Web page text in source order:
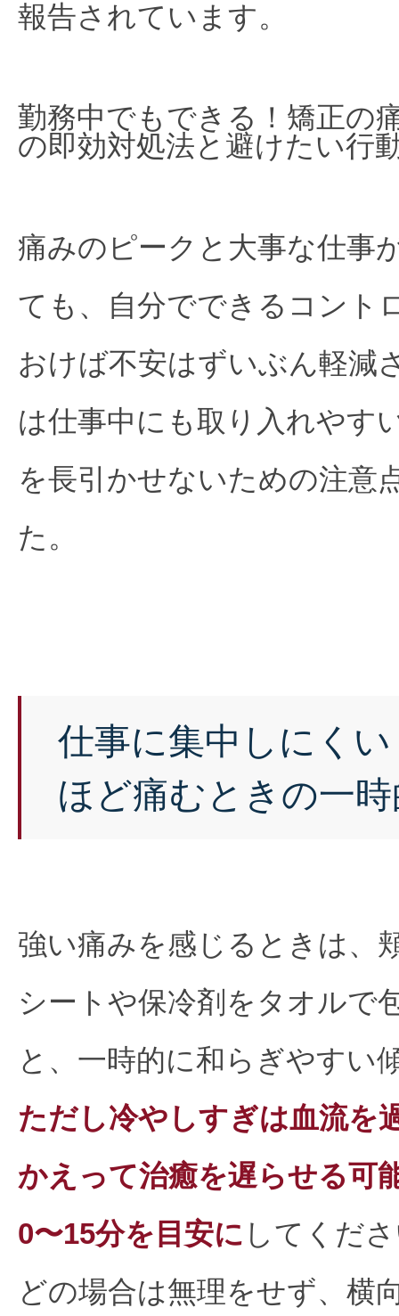
報告されています。
勤務中でもできる！矯正の
の即効対処法と避けたい行
痛みのピークと大事な仕事
ても、自分でできるコント
おけば不安はずいぶん軽減
は仕事中にも取り入れやす
を長引かせないための注意
た。
仕事に集中しにく
ほど痛むときの一
強い痛みを感じるときは、
シートや保冷剤をタオルで
と、一時的に和らぎやすい
ただし冷やしすぎは血流を
かえって治癒を遅らせる可
0〜15分を目安に してくだ
どの場合は無理をせず、横